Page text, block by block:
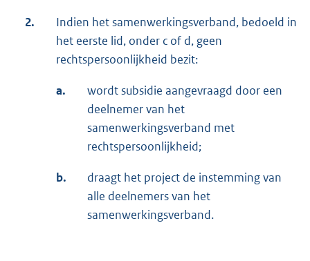
2.
Indien het samenwerkingsverband, bedoeld in
het eerste lid, onder c of d, geen
rechtspersoonlijkheid bezit:
a.
wordt subsidie aangevraagd door een
deelnemer van het
samenwerkingsverband met
rechtspersoonlijkheid;
b.
draagt het project de instemming van
alle deelnemers van het
samenwerkingsverband.